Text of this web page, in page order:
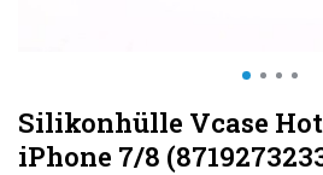
Silikonhülle Vcase
iPhone 7/8